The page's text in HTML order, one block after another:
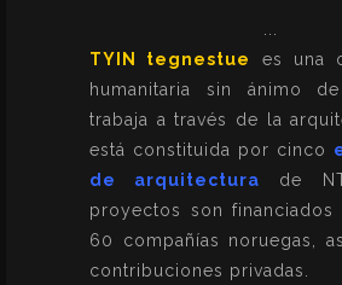
TYIN tegnestue
es una
humanitaria sin ánimo
trabaja a través de la
está constituida por cinco
de arquitectura de
proyectos son
60 compañías noruegas,
contribuciones privadas.